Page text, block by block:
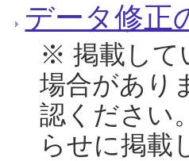
データ修正
※ 掲載して
場合があり
認ください
らせに掲載